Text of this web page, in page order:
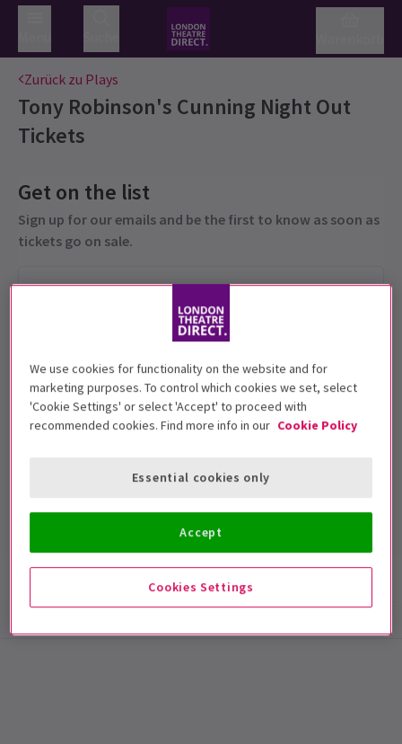
Zurück zu Plays
Tony Robinson's Cunning Night Out
Tickets
Get on the list
Sign up for our emails and be the first to know as soon as
tickets go on sale.
Mit Pause
We use cookies for functionality on the website and for
marketing purposes. To control which cookies we set, select
'Cookie Settings' or select 'Accept' to proceed with
recommended cookies. Find more info in our Cookie Policy
Cookies Settings
Essential cookies only
Accept